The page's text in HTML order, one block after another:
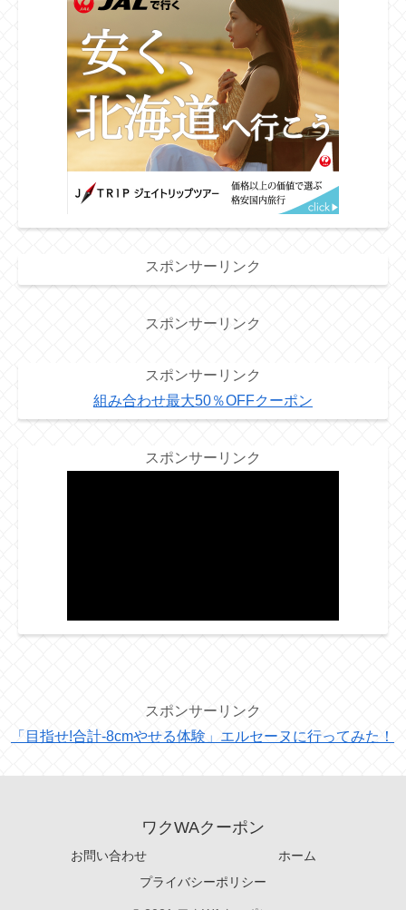
スポンサーリンク
スポンサーリンク
スポンサーリンク
組み合わせ最大50％OFFクーポン
スポンサーリンク
スポンサーリンク
「目指せ!合計-8cmやせる体験」エルセーヌに行ってみた！
ワクWAクーポン
お問い合わせ
ホーム
プライバシーポリシー